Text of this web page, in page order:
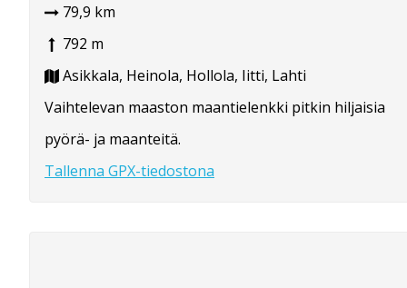
79,9 km
792 m
Asikkala, Heinola, Hollola, Iitti, Lahti
Vaihtelevan maaston maantielenkki pitkin hiljaisia
pyörä- ja maanteitä.
Tallenna GPX-tiedostona